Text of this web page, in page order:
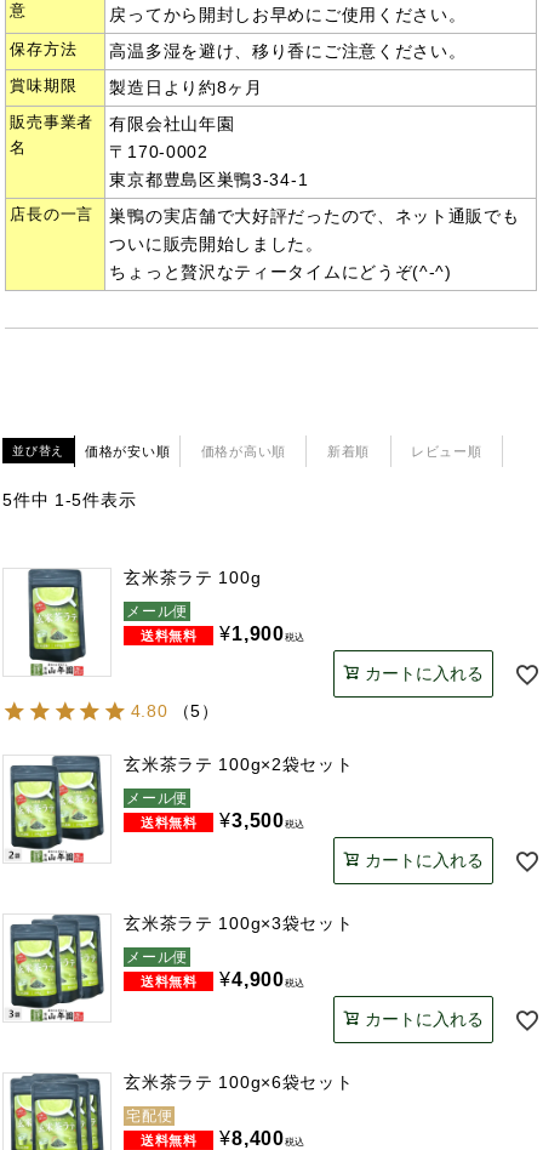
意
戻ってから開封しお早めにご使用ください。
保存方法 高温多湿を避け、移り香にご注意ください。
賞味期限 製造日より約8ヶ月
販売事業者
名
有限会社山年園
〒170-0002
東京都豊島区巣鴨3-34-1
店長の一言
巣鴨の実店舗で大好評だったので、ネット通販でも
ついに販売開始しました。
ちょっと贅沢なティータイムにどうぞ(^-^)
並び替え 価格が安い順 価格が高い順 新着順 レビュー順
5件中 1 -5件表示
玄米茶ラテ 100g
メール便
¥1,900税込
カートに入れる
4.80
（5）
玄米茶ラテ 100g×2袋セット
メール便
¥3,500税込
カートに入れる
玄米茶ラテ 100g×3袋セット
メール便
¥4,900税込
カートに入れる
玄米茶ラテ 100g×6袋セット
宅配便
¥8,400税込